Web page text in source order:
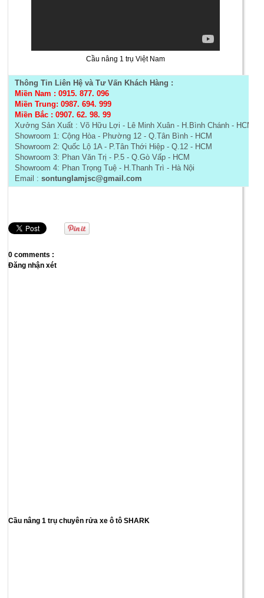
Cầu nâng 1 trụ Việt Nam
Thông Tin Liên Hệ và Tư Vấn Khách Hàng :
Miền Nam : 0915. 877. 096
Miền Trung: 0987. 694. 999
Miền Bắc : 0907. 62. 98. 99
Xưởng Sản Xuất :Võ Hữu Lợi - Lê Minh Xuân - H.Bình Chánh - HCM
Showroom 1: Cộng Hòa - Phường 12 - Q.Tân Bình - HCM
Showroom 2: Quốc Lộ 1A - P.Tân Thới Hiệp - Q.12 - HCM
Showroom 3: Phan Văn Trị - P.5 - Q.Gò Vấp - HCM
Showroom 4: Phan Trọng Tuệ - H.Thanh Trì - Hà Nội
Email : sontunglamjsc@gmail.com
0 comments :
Đăng nhận xét
Cầu nâng 1 trụ chuyên rửa xe ô tô SHARK